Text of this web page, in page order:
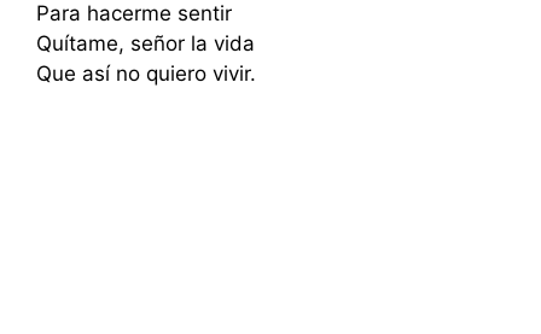
Para hacerme sentir
Quítame, señor la vida
Que así no quiero vivir.